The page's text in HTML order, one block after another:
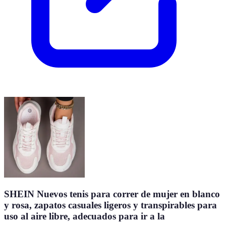
SHEIN Nuevos tenis para correr de mujer en blanco
y rosa, zapatos casuales ligeros y transpirables para
uso al aire libre, adecuados para ir a la